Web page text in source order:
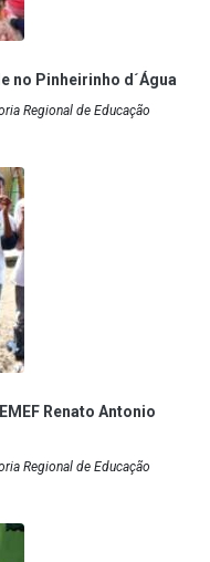
no Pinheirinho d´Água
Regional de Educação
Renato Antonio
Regional de Educação